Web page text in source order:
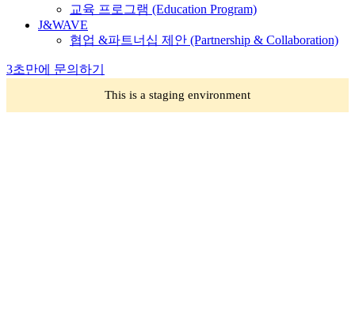
교육 프로그램 (Education Program)
J&WAVE
협업 &파트너십 제안 (Partnership & Collaboration)
3초만에 문의하기
This is a staging environment